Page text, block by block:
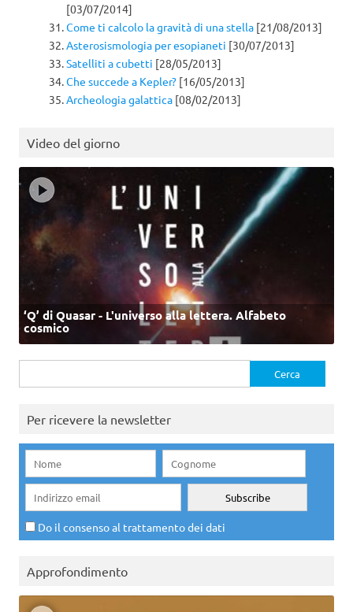
[03/07/2014]
Come ti calcolo la gravità di una stella [21/08/2013]
Asterosismologia per esopianeti [30/07/2013]
Satelliti a cubetti [28/05/2013]
Che succede a Kepler? [16/05/2013]
Archeologia galattica [08/02/2013]
Video del giorno
‘Q’ di Quasar - L'universo alla lettera. Alfabeto
cosmico
per:
Per ricevere la newsletter
Do il consenso al trattamento dei dati
Approfondimento